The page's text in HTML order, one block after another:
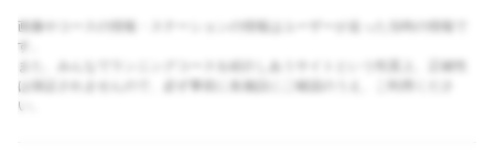
画像やコースの情報・ステーションの情報はユーザーが走った当時の情報で
す。
また、みんなでランニングコースを紹介しあうサイトという性質上、正確性
は保証されませんので、必ず事前に各施設にご確認のうえ、ご利用くださ
い。